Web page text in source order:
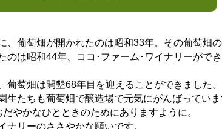
、葡萄畑が開かれたのは昭和33年。その葡萄畑
のは昭和44年、ココ･ファーム･ワイナリーがで
葡萄畑は開墾68年目を迎えることができました。
生たちも葡萄畑で醸造場で元気にがんばっていま
やかなひとときのためにありますように。
ナリーのささやかな願いです。